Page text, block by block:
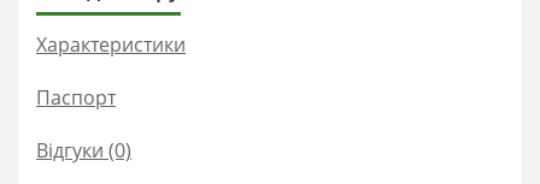
Характеристики
Паспорт
Відгуки (0)